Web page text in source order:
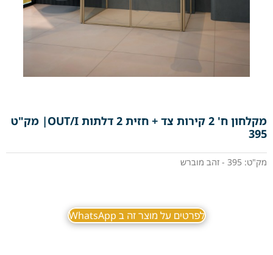
מקלחון ח' 2 קירות צד + חזית 2 דלתות OUT/I| מק"ט
395
מק"ט: 395 - זהב מוברש
לפרטים על מוצר זה ב WhatsApp